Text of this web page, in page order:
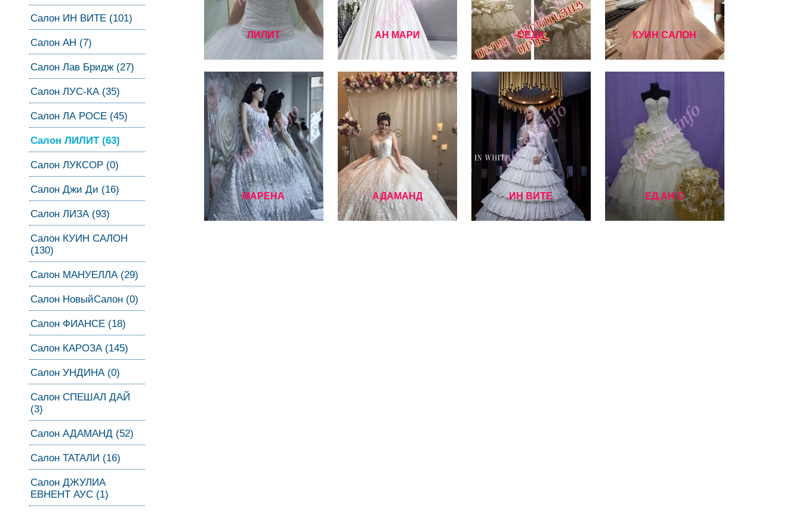
Салон ИН ВИТЕ (101)
Салон АН (7)
Салон Лав Бридж (27)
Салон ЛУС-КА (35)
Салон ЛА РОСЕ (45)
Салон ЛИЛИТ (63)
Салон ЛУКСОР (0)
Салон Джи Ди (16)
Салон ЛИЗА (93)
Салон КУИН САЛОН
(130)
Салон МАНУЕЛЛА (29)
Салон НовыйСалон (0)
Салон ФИАНСЕ (18)
Салон КАРОЗА (145)
Салон УНДИНА (0)
Салон СПЕШАЛ ДАЙ
(3)
Салон АДАМАНД (52)
Салон ТАТАЛИ (16)
Салон ДЖУЛИА
ЕВНЕНТ АУС (1)
ЛИЛИТ АН МАРИ СЕДА КУИН САЛОН
МАРЕНА АДАМАНД ИН ВИТЕ ЕД.АН.С